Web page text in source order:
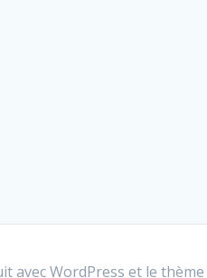
avec WordPress et le